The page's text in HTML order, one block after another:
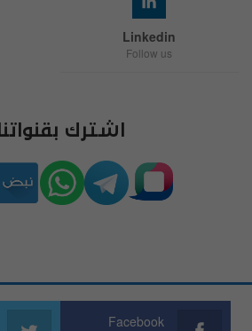
Linkedin
Follow us
اشترك بقنواتنا
Facebook